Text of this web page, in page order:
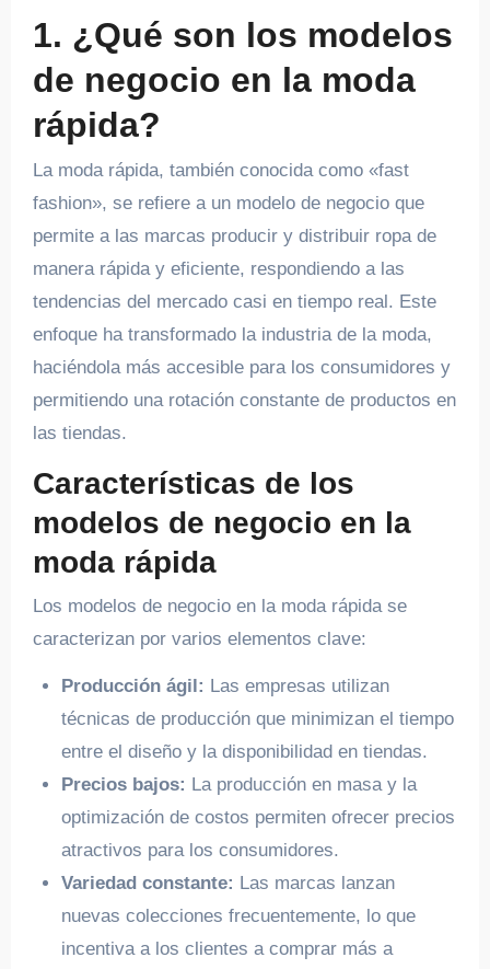
1. ¿Qué son los modelos
de negocio en la moda
rápida?
La moda rápida, también conocida como «fast
fashion», se refiere a un modelo de negocio que
permite a las marcas producir y distribuir ropa de
manera rápida y eficiente, respondiendo a las
tendencias del mercado casi en tiempo real. Este
enfoque ha transformado la industria de la moda,
haciéndola más accesible para los consumidores y
permitiendo una rotación constante de productos en
las tiendas.
Características de los
modelos de negocio en la
moda rápida
Los modelos de negocio en la moda rápida se
caracterizan por varios elementos clave:
Producción ágil: Las empresas utilizan
técnicas de producción que minimizan el tiempo
entre el diseño y la disponibilidad en tiendas.
Precios bajos: La producción en masa y la
optimización de costos permiten ofrecer precios
atractivos para los consumidores.
Variedad constante: Las marcas lanzan
nuevas colecciones frecuentemente, lo que
incentiva a los clientes a comprar más a